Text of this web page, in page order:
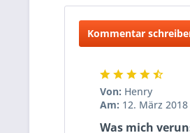
Kommentar
Von: Henry
Am: 12. März 2018
Was mich